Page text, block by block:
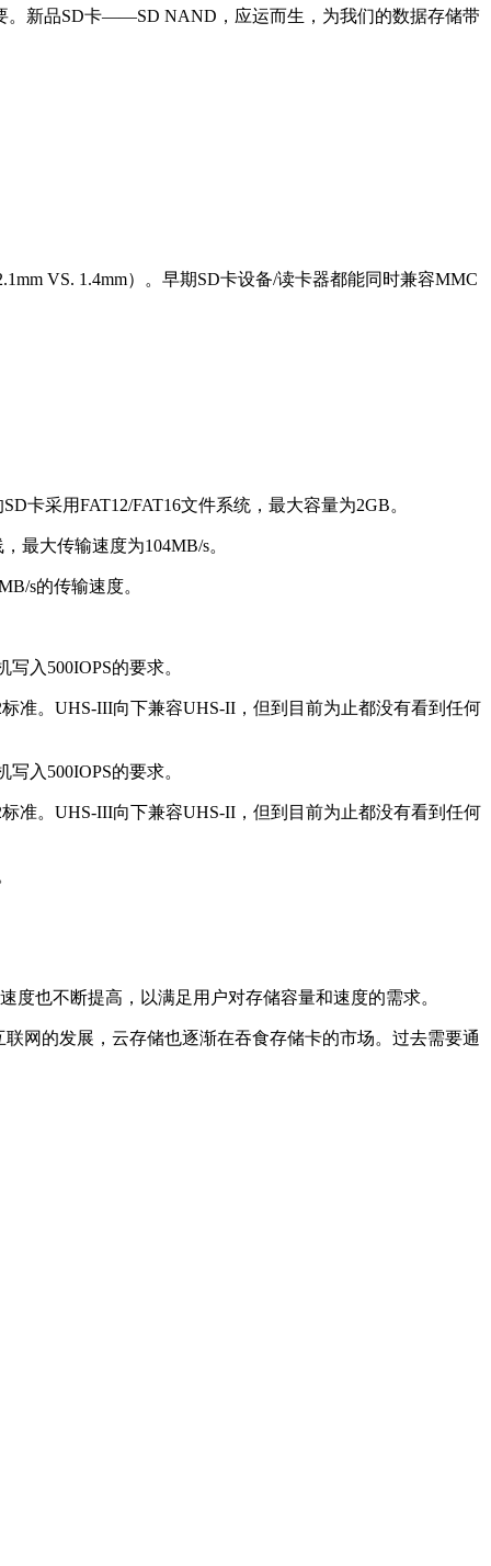
新品SD卡——SD NAND，应运而生，为我们的数据存储带
VS. 1.4mm）。早期SD卡设备/读卡器都能同时兼容MMC
采用FAT12/FAT16文件系统，最大容量为2GB。
大传输速度为104MB/s。
s的传输速度。
入500IOPS的要求。
准。UHS-III向下兼容UHS-II，但到目前为止都没有看到任何
入500IOPS的要求。
准。UHS-III向下兼容UHS-II，但到目前为止都没有看到任何
也不断提高，以满足用户对存储容量和速度的需求。
网的发展，云存储也逐渐在吞食存储卡的市场。过去需要通